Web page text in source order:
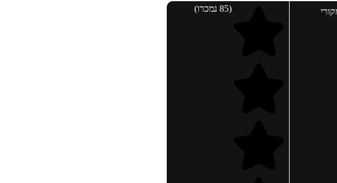
(85 נמכרו)